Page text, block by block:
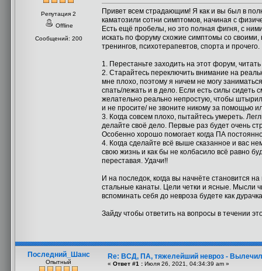
Репутация 2
Offline
Сообщений: 200
Привет всем страдающим! Я как и вы был в
каматозили сотни симптомов, начиная с
Есть ещё пробелы, но это полная фигня, с
искать по форуму схожие симптомы со своими,
тренингов, психотерапевтов, спорта и прочего.
1. Перестаньте заходить на этот форум,
2. Старайтесь переключить внимание на
мне плохо, поэтому я ничем не могу
спать/лежать и в дело. Если есть силы сидеть
желательно реально непростую, чтобы
и не просите/ не звоните никому за помощью
3. Когда совсем плохо, пытайтесь умереть.
делайте своё дело. Первые раз будет очень
Особенно хорошо помогает когда ПА
4. Когда сделайте всё выше сказанное и вас
свою жизнь и как бы не колбасило всё равно
переставая. Удачи!!
И на последок, когда вы начнёте становится
стальные канаты. Цели четки и ясные. Мысли
вспоминать себя до невроза будете как
Зайду чтобы ответить на вопросы в течении
Последний_Шанс
Опытный
Re: ВСД, ПА, тяжелейший невроз -
« Ответ #1 : Июля 26, 2021, 04:34:39 am »